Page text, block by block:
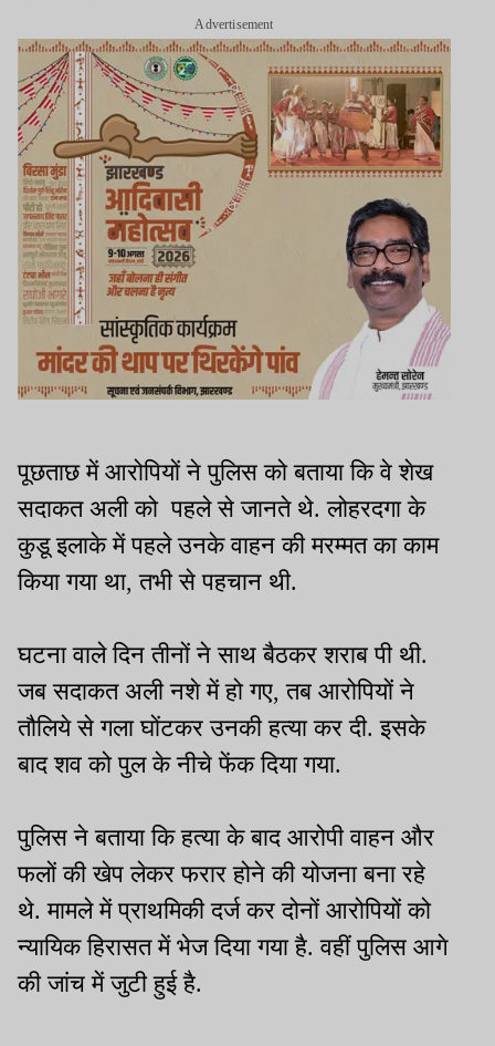
Advertisement
पूछताछ में आरोपियों ने पुलिस को बताया कि वे शेख
सदाकत अली को पहले से जानते थे. लोहरदगा के
कुडू इलाके में पहले उनके वाहन की मरम्मत का काम
किया गया था, तभी से पहचान थी.
घटना वाले दिन तीनों ने साथ बैठकर शराब पी थी.
जब सदाकत अली नशे में हो गए, तब आरोपियों ने
तौलिये से गला घोंटकर उनकी हत्या कर दी. इसके
बाद शव को पुल के नीचे फेंक दिया गया.
पुलिस ने बताया कि हत्या के बाद आरोपी वाहन और
फलों की खेप लेकर फरार होने की योजना बना रहे
थे. मामले में प्राथमिकी दर्ज कर दोनों आरोपियों को
न्यायिक हिरासत में भेज दिया गया है. वहीं पुलिस आगे
की जांच में जुटी हुई है.